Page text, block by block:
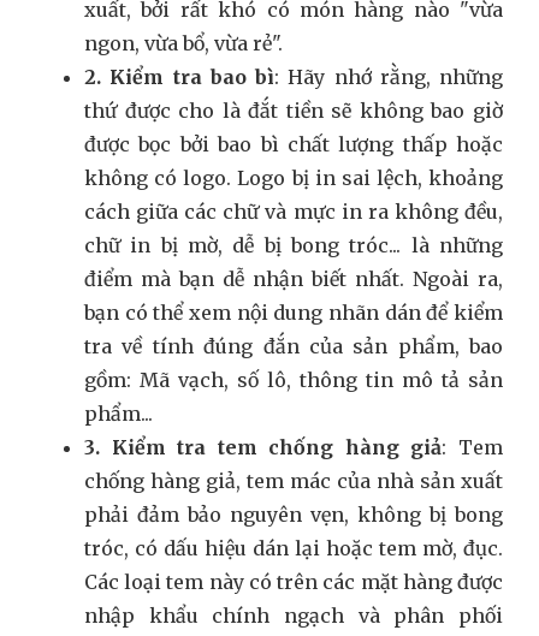
xuất, bởi rất khó có món hàng nào "vừa
ngon, vừa bổ, vừa rẻ".
2. Kiểm tra bao bì: Hãy nhớ rằng, những
thứ được cho là đắt tiền sẽ không bao giờ
được bọc bởi bao bì chất lượng thấp hoặc
không có logo. Logo bị in sai lệch, khoảng
cách giữa các chữ và mực in ra không đều,
chữ in bị mờ, dễ bị bong tróc... là những
điểm mà bạn dễ nhận biết nhất. Ngoài ra,
bạn có thể xem nội dung nhãn dán để kiểm
tra về tính đúng đắn của sản phẩm, bao
gồm: Mã vạch, số lô, thông tin mô tả sản
phẩm...
3. Kiểm tra tem chống hàng giả: Tem
chống hàng giả, tem mác của nhà sản xuất
phải đảm bảo nguyên vẹn, không bị bong
tróc, có dấu hiệu dán lại hoặc tem mờ, đục.
Các loại tem này có trên các mặt hàng được
nhập khẩu chính ngạch và phân phối